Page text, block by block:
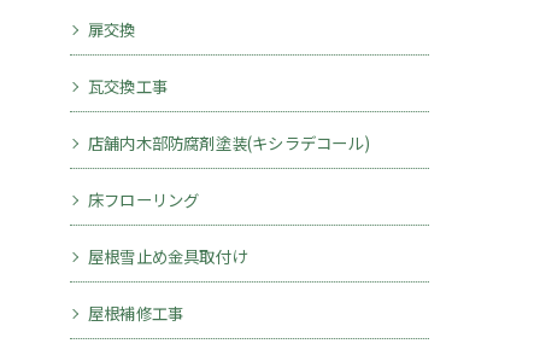
扉交換
瓦交換工事
店舗内木部防腐剤塗装(キシラデコール)
床フローリング
屋根雪止め金具取付け
屋根補修工事